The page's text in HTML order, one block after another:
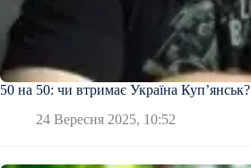
50 на 50: чи втримає Україна Куп’янськ?
24 Вересня 2025, 10:52